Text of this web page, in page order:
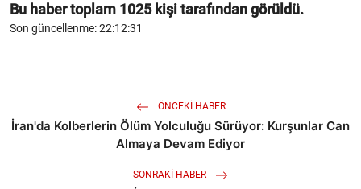
Bu haber toplam 1025kişi tarafından görüldü.
Son güncellenme: 22:12:31
ÖNCEKI HABER
İran'da Kolberlerin Ölüm Yolculuğu Sürüyor: Kurşunlar Can
Almaya Devam Ediyor
SONRAKI HABER